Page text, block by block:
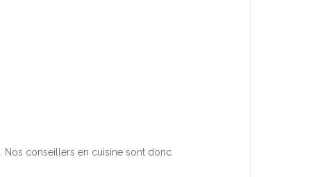
Nos conseillers en cuisine sont donc